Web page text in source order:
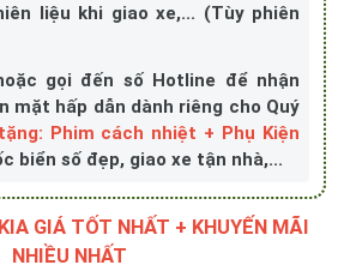
liệu khi giao xe,... (Tùy phiên
gọi đến số Hotline để nhận
mặt hấp dẫn dành riêng cho Quý
Phim cách nhiệt + Phụ Kiện
biển số đẹp, giao xe tận nhà,...
GIÁ TỐT NHẤT + KHUYẾN MÃI
NHIỀU NHẤT